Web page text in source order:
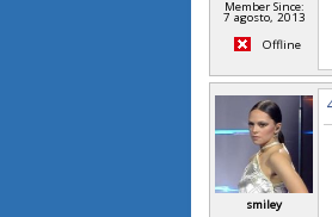
Member Since:
7 agosto, 2013
Offline
smiley